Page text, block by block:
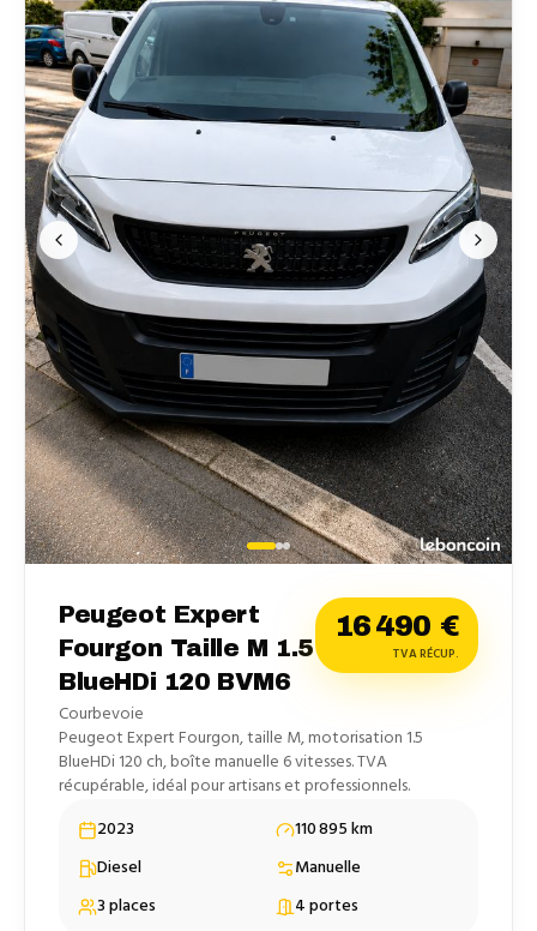
Peugeot Expert
Fourgon Taille M 1.5
BlueHDi 120 BVM6
Courbevoie
16 490 €
TVA RÉCUP.
Peugeot Expert Fourgon, taille M, motorisation 1.5
BlueHDi 120 ch, boîte manuelle 6 vitesses. TVA
récupérable, idéal pour artisans et professionnels.
2023
110 895km
Diesel
Manuelle
3places 4portes